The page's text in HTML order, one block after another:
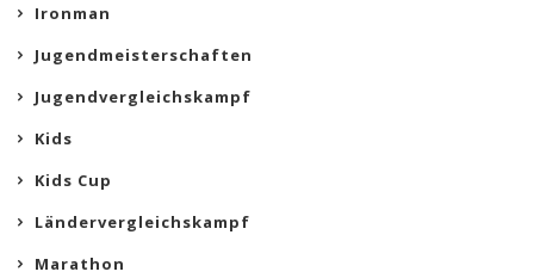
Ironman
Jugendmeisterschaften
Jugendvergleichskampf
Kids
Kids Cup
Ländervergleichskampf
Marathon